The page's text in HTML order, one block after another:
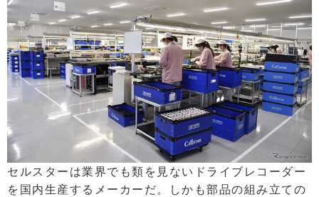
セルスターは業界でも類を見ないドライブレコーダー
を国内生産するメーカーだ。しかも部品の組み立ての